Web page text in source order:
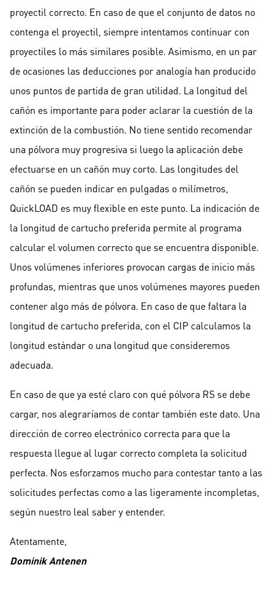
proyectil correcto. En caso de que el conjunto de datos no
contenga el proyectil, siempre intentamos continuar con
proyectiles lo más similares posible. Asimismo, en un par
de ocasiones las deducciones por analogía han producido
unos puntos de partida de gran utilidad. La longitud del
cañón es importante para poder aclarar la cuestión de la
extinción de la combustión. No tiene sentido recomendar
una pólvora muy progresiva si luego la aplicación debe
efectuarse en un cañón muy corto. Las longitudes del
cañón se pueden indicar en pulgadas o milímetros,
QuickLOAD es muy flexible en este punto. La indicación de
la longitud de cartucho preferida permite al programa
calcular el volumen correcto que se encuentra disponible.
Unos volúmenes inferiores provocan cargas de inicio más
profundas, mientras que unos volúmenes mayores pueden
contener algo más de pólvora. En caso de que faltara la
longitud de cartucho preferida, con el CIP calculamos la
longitud estándar o una longitud que consideremos
adecuada.
En caso de que ya esté claro con qué pólvora RS se debe
cargar, nos alegraríamos de contar también este dato. Una
dirección de correo electrónico correcta para que la
respuesta llegue al lugar correcto completa la solicitud
perfecta. Nos esforzamos mucho para contestar tanto a las
solicitudes perfectas como a las ligeramente incompletas,
según nuestro leal saber y entender.
Atentamente,
Dominik Antenen